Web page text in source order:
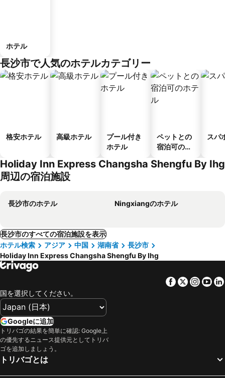
ホテル
長沙市で人気のホテルカテゴリー
格安ホテル 高級ホテル
プール付き
ホテル
ペットとの
宿泊可のホ
スパ
Holiday Inn Express Changsha Shengfu By Ihg
周辺の宿泊施設
長沙市のホテル Ningxiangのホテル
長沙市のすべての宿泊施設を表示
ホテル検索
アジア 中国 湖南省
長沙市
Holiday Inn Express Changsha Shengfu By Ihg
Facebook
Twitter
国を選択してください。
Googleに追加
トリバゴの結果を簡単に確認: Google上
の優先するニュース提供元としてトリバ
ゴを追加しましょう。
トリバゴとは